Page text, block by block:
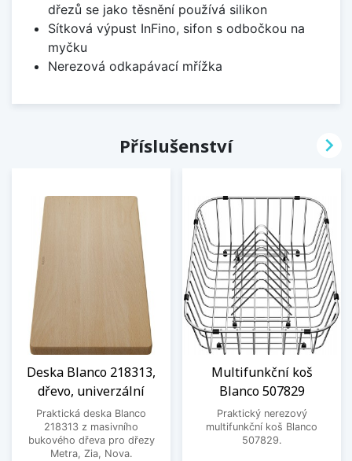
dřezů se jako těsnění používá silikon
Sítková výpust InFino, sifon s odbočkou na
myčku
Nerezová odkapávací mřížka
Příslušenství
Deska Blanco 218313,
dřevo, univerzální
Praktická deska Blanco
218313 z masivního
bukového dřeva pro dřezy
Metra, Zia, Nova.
Multifunkční koš
Blanco 507829
Praktický nerezový
multifunkční koš Blanco
507829.
